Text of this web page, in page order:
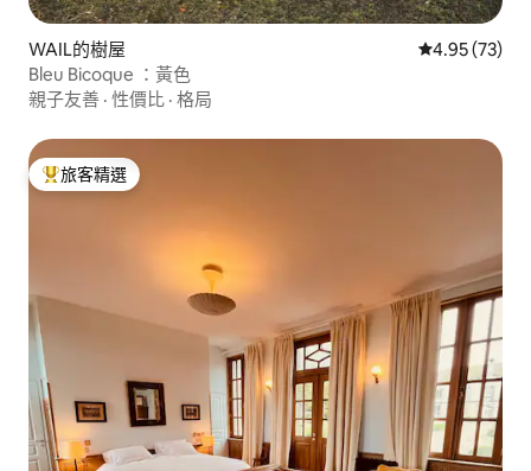
WAIL的樹屋 從 73 則評價
4.95 (73)
Bleu Bicoque ：黃色
親子友善 · 性價比 · 格局
旅客精選榜首
旅客精選